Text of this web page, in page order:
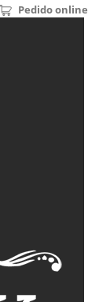
Pedido online